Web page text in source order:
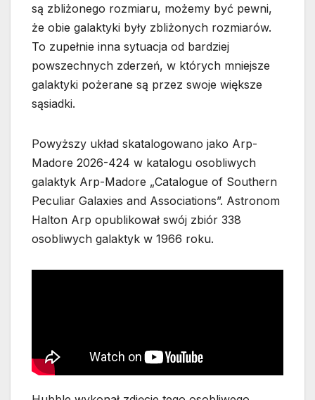
są zbliżonego rozmiaru, możemy być pewni,
że obie galaktyki były zbliżonych rozmiarów.
To zupełnie inna sytuacja od bardziej
powszechnych zderzeń, w których mniejsze
galaktyki pożerane są przez swoje większe
sąsiadki.
Powyższy układ skatalogowano jako Arp-
Madore 2026-424 w katalogu osobliwych
galaktyk Arp-Madore „Catalogue of Southern
Peculiar Galaxies and Associations”. Astronom
Halton Arp opublikował swój zbiór 338
osobliwych galaktyk w 1966 roku.